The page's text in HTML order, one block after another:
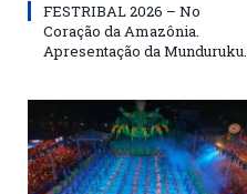
FESTRIBAL 2026 – No
Coração da Amazônia.
Apresentação da Munduruku.